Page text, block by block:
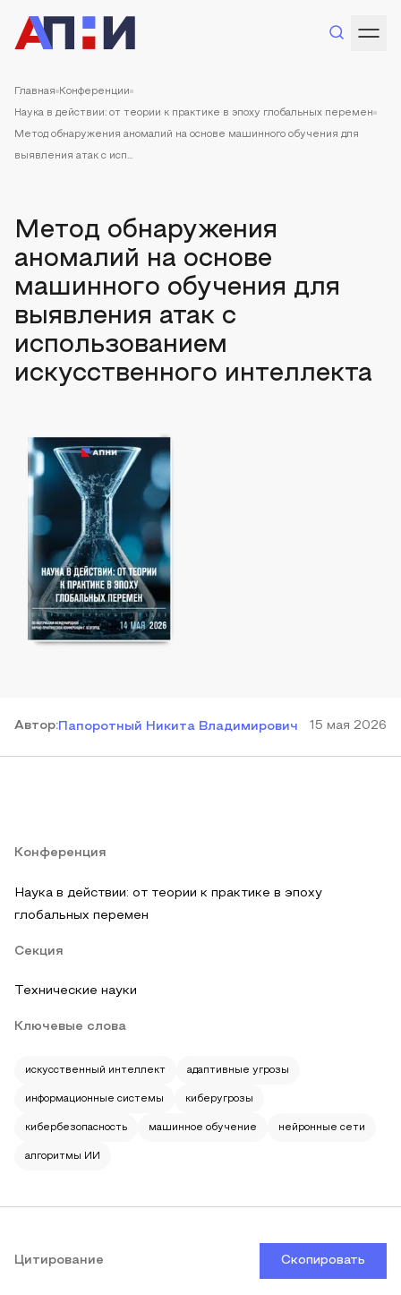
Главная Конференции
Наука в действии: от теории к практике в эпоху глобальных перемен
Метод обнаружения аномалий на основе машинного обучения для
выявления атак с исп...
Метод обнаружения
аномалий на основе
машинного обучения для
выявления атак с
использованием
искусственного интеллекта
Автор:Папоротный Никита Владимирович 15 мая 2026
Конференция
Наука в действии: от теории к практике в эпоху
глобальных перемен
Секция
Технические науки
Ключевые слова
искусственный интеллект адаптивные угрозы
информационные системы киберугрозы
кибербезопасность машинное обучение нейронные сети
алгоритмы ИИ
Цитирование Скопировать